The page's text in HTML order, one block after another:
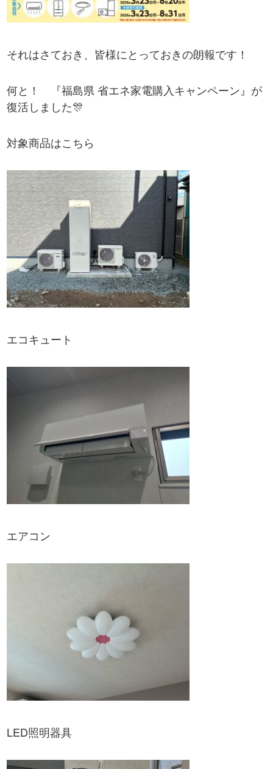
それはさておき、皆様にとっておきの朗報です！
何と！ 『福島県 省エネ家電購入キャンペーン』が
復活しました🎊
対象商品はこちら
エコキュート
エアコン
LED照明器具